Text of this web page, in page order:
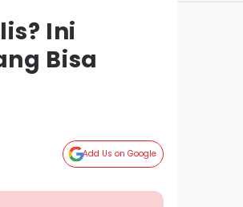
Ini
Bisa
Add Us on Google